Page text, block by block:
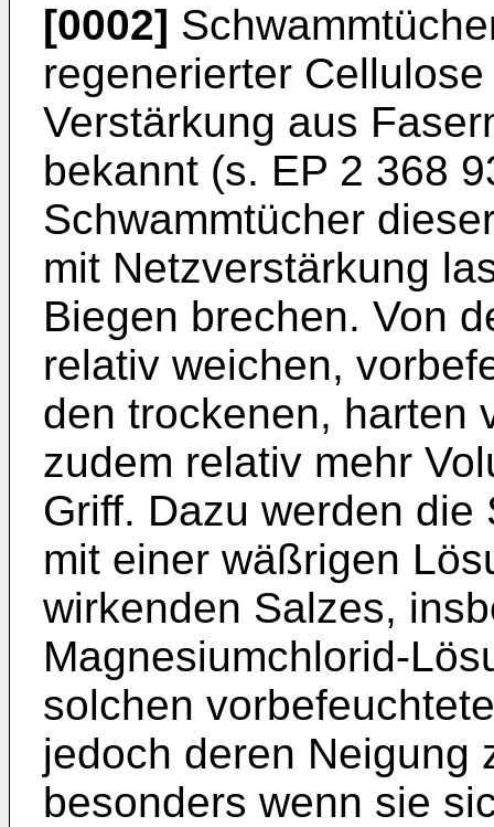
[0002]
regenerierter
Verstärkung aus
bekannt (s. EP 2 368
Schwammtücher
mit Netzverstärkung
Biegen brechen. Von
relativ weichen,
den trockenen, harten
zudem relativ mehr
Griff. Dazu werden
mit einer wäßrigen
wirkenden Salzes,
Magnesiumchlorid-
solchen
jedoch deren Neigung
besonders wenn sie